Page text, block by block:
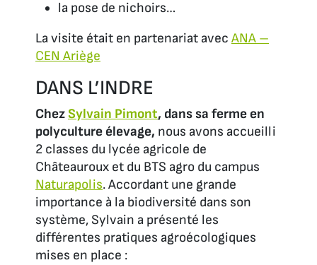
la pose de nichoirs…
La visite était en partenariat avec ANA –
CEN Ariège
DANS L’INDRE
ChezSylvain Pimont, dans sa ferme en
polyculture élevage, nous avons accueilli
2 classes du lycée agricole de
Châteauroux et du BTS agro du campus
Naturapolis. Accordant une grande
importance à la biodiversité dans son
système, Sylvain a présenté les
différentes pratiques agroécologiques
mises en place :